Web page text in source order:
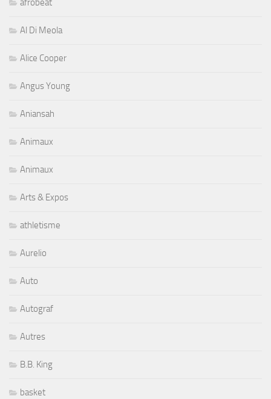
afrobeat
Al Di Meola
Alice Cooper
Angus Young
Aniansah
Animaux
Animaux
Arts & Expos
athletisme
Aurelio
Auto
Autograf
Autres
B.B. King
basket